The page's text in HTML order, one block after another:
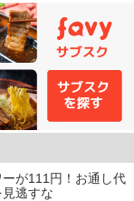
ーが111円！お通し代
逃すな